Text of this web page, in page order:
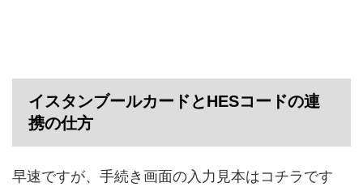
イスタンブールカードとHESコードの連
携の仕方
早速ですが、手続き画面の入力見本はコチラです